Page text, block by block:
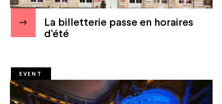
La billetterie passe en horaires
d'été
EVENT